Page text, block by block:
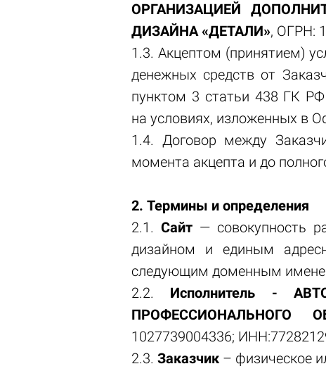
ОРГАНИЗАЦИЕЙ
ДИЗАЙНА «ДЕТАЛИ», ОГРН:
1.3. Акцептом (принятием)
денежных средств от
пунктом 3 статьи 438 ГК
на условиях, изложенных в
1.4. Договор между
момента акцепта и до
2. Термины и определения
2.1. Сайт — совокупность
дизайном и единым
следующим доменным
2.2. Исполнитель -
ПРОФЕССИОНАЛЬНОГО
1027739004336;
2.3. Заказчик – физическое